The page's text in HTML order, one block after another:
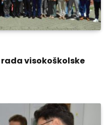
visokoškolske